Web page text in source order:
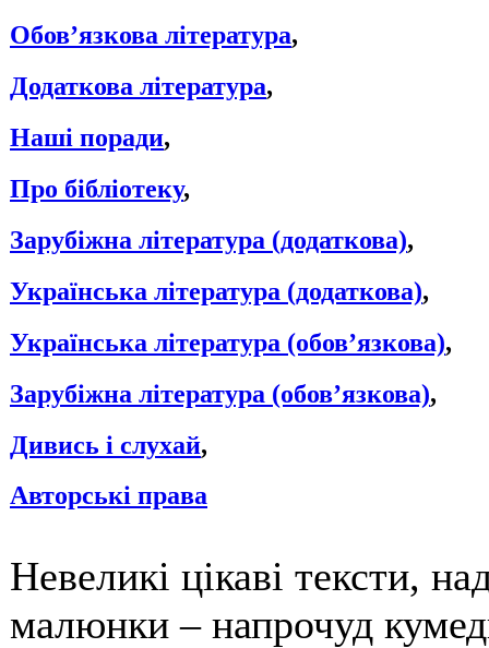
Обов’язкова література,
Додаткова література,
Наші поради,
Про бібліотеку,
Зарубіжна література (додаткова),
Українська література (додаткова),
Українська література (обов’язкова),
Зарубіжна література (обов’язкова),
Дивись і слухай,
Авторські права
Невеликі цікаві тексти,
малюнки – напрочуд